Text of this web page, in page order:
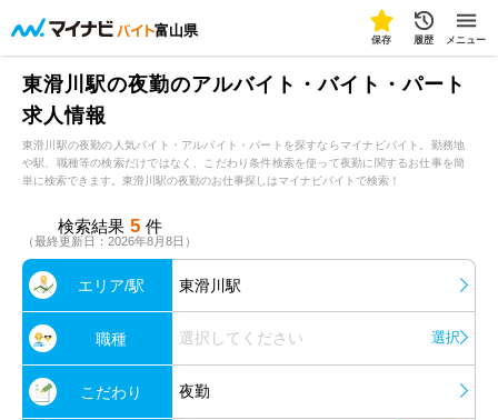
富山県
保存 履歴 メニュー
東滑川駅の夜勤のアルバイト・バイト・パート
求人情報
東滑川駅の夜勤の人気バイト・アルバイト・パートを探すならマイナビバイト。勤務地
や駅、職種等の検索だけではなく、こだわり条件検索を使って夜勤に関するお仕事を簡
単に検索できます。東滑川駅の夜勤のお仕事探しはマイナビバイトで検索！
検索結果 5 件
（最終更新日：2026年8月8日）
エリア/駅 東滑川駅
職種 選択してください 選択
こだわり 夜勤